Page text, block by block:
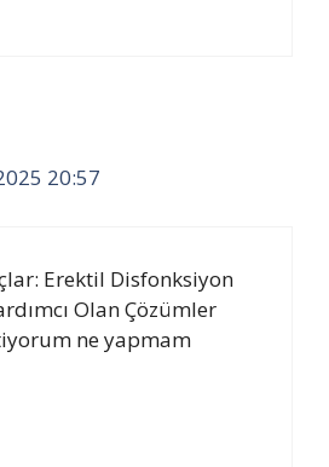
20:57
Erektil Disfonksiyon
Olan Çözümler
ne yapmam